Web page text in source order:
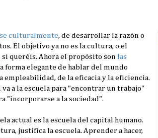
culturalmente, de desarrollar la razón o
El objetivo ya no es la cultura, o el
queréis. Ahora el propósito son las
forma elegante de hablar del mundo
empleabilidad, de la eficacia y la eficiencia.
a la escuela para "encontrar un trabajo"
"incorporarse a la sociedad".
actual es la escuela del capital humano.
justifica la escuela. Aprender a hacer,